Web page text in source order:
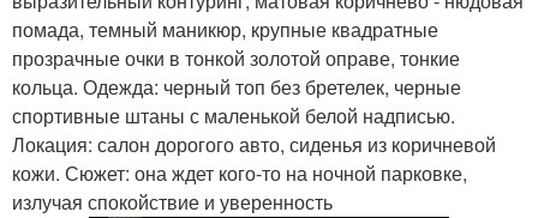
помада, темный маникюр, крупные квадратные
прозрачные очки в тонкой золотой оправе, тонкие
кольца. Одежда: черный топ без бретелек, черные
спортивные штаны с маленькой белой надписью.
Локация: салон дорогого авто, сиденья из коричневой
кожи. Сюжет: она ждет кого-то на ночной парковке,
излучая спокойствие и уверенность